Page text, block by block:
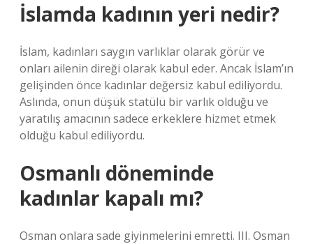
İslamda kadının yeri nedir?
İslam, kadınları saygın varlıklar olarak görür ve
onları ailenin direği olarak kabul eder. Ancak İslam’ın
gelişinden önce kadınlar değersiz kabul ediliyordu.
Aslında, onun düşük statülü bir varlık olduğu ve
yaratılış amacının sadece erkeklere hizmet etmek
olduğu kabul ediliyordu.
Osmanlı döneminde
kadınlar kapalı mı?
Osman onlara sade giyinmelerini emretti. III. Osman